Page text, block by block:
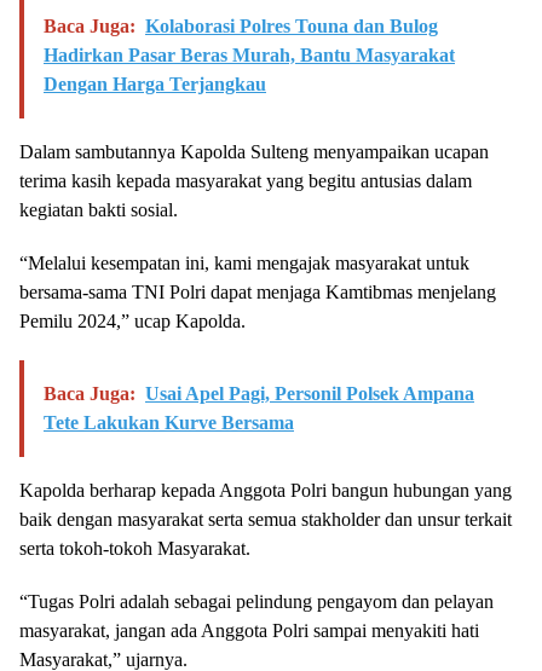
Baca Juga: Kolaborasi Polres Touna dan Bulog
Hadirkan Pasar Beras Murah, Bantu Masyarakat
Dengan Harga Terjangkau
Dalam sambutannya Kapolda Sulteng menyampaikan ucapan
terima kasih kepada masyarakat yang begitu antusias dalam
kegiatan bakti sosial.
“Melalui kesempatan ini, kami mengajak masyarakat untuk
bersama-sama TNI Polri dapat menjaga Kamtibmas menjelang
Pemilu 2024,” ucap Kapolda.
Baca Juga: Usai Apel Pagi, Personil Polsek Ampana
Tete Lakukan Kurve Bersama
Kapolda berharap kepada Anggota Polri bangun hubungan yang
baik dengan masyarakat serta semua stakholder dan unsur terkait
serta tokoh-tokoh Masyarakat.
“Tugas Polri adalah sebagai pelindung pengayom dan pelayan
masyarakat, jangan ada Anggota Polri sampai menyakiti hati
Masyarakat,” ujarnya.